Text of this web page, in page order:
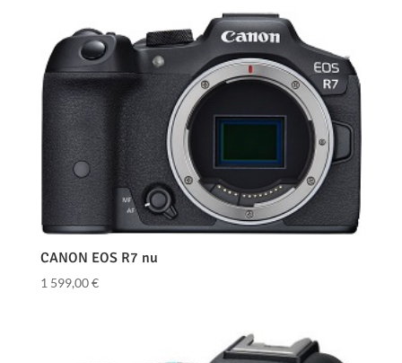
CANON EOS R7 nu
1 599,00€